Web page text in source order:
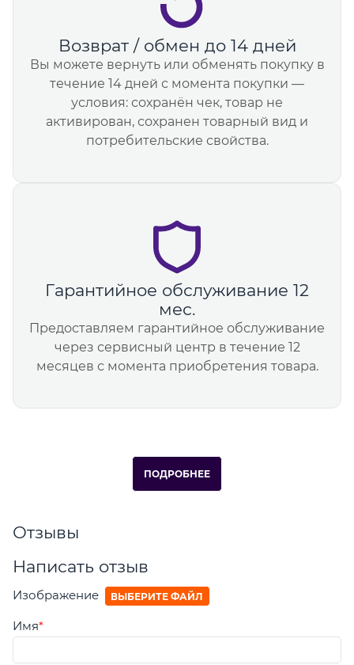
Возврат / обмен до 14 дней
Вы можете вернуть или обменять покупку в
течение 14 дней с момента покупки —
условия: сохранён чек, товар не
активирован, сохранен товарный вид и
потребительские свойства.
Гарантийное обслуживание 12
мес.
Предоставляем гарантийное обслуживание
через сервисный центр в течение 12
месяцев с момента приобретения товара.
ПОДРОБНЕЕ
Отзывы
Написать отзыв
Изображение ВЫБЕРИТЕ ФАЙЛ
Имя